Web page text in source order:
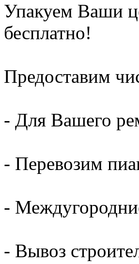
Упакуем Ваши
бесплатно!
Предоставим
- Для Вашего
- Перевозим
-
- Вывоз